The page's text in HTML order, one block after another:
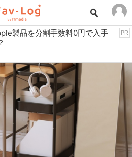
おもちゃ・ホビー
キッチン家電
ゲーム
スイーツ・お菓子
スマホ・携帯電話
製品を分割手数料0円で入手
PR